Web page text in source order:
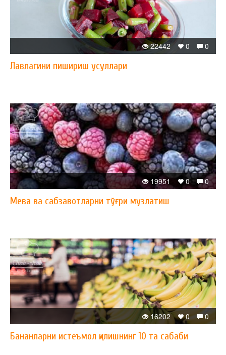
0
0
22442
Лавлагини пишириш усуллари
0
0
19951
Мева ва сабзавотларни тўғри музлатиш
0
0
16202
Бананларни истеъмол қилишнинг 10 та сабаби